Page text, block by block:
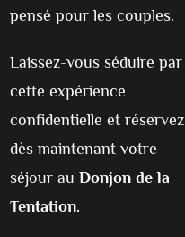
pensé pour les couples.
Laissez-vous séduire par
cette expérience
confidentielle et réservez
dès maintenant votre
séjour auDonjon de la
Tentation.